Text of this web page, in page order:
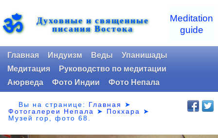
ॐ Духовные и священные
писания Востока
Meditation
guide
Главная Индуизм Веды
Упанишады
Медитация
Руководство по медитации
Аюрведа
Фото Индии Фото Непала
Вы на странице: Главная
➤
Фотогалереи Непала
➤ Покхара
➤
Музей гор,фото 68.